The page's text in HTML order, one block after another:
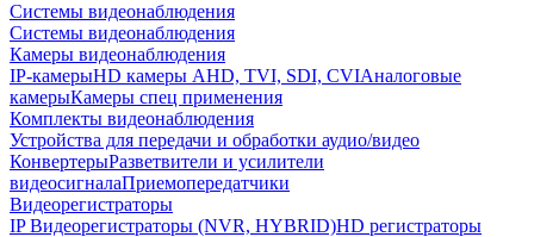
Системы видеонаблюдения
Системы видеонаблюдения
Камеры видеонаблюдения
IP-камерыHD камеры AHD, TVI, SDI, CVIАналоговые
камерыКамеры спец применения
Комплекты видеонаблюдения
Устройства для передачи и обработки аудио/видео
КонвертерыРазветвители и усилители
видеосигналаПриемопередатчики
Видеорегистраторы
IP Видеорегистраторы (NVR, HYBRID)HD регистраторы